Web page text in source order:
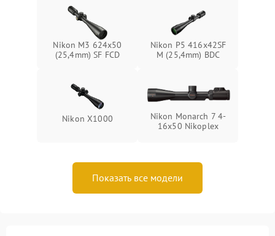
Nikon M3 624x50
(25,4mm) SF FCD
Nikon P5 416x42SF
M (25,4mm) BDC
Nikon X1000
Nikon Monarch 7 4-
16x50 Nikoplex
Показать все модели